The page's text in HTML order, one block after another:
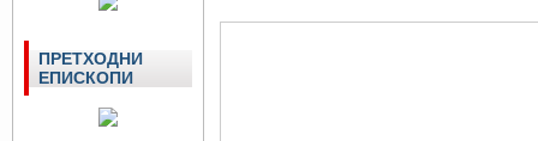
ПРЕТХОДНИ
ЕПИСКОПИ